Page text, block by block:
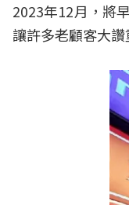
2023年12月，將
讓許多老顧客大讚